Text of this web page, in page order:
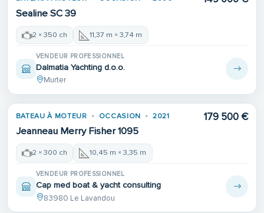
Sealine SC 39
2 × 350 ch 11,37 m × 3,74 m
VENDEUR PROFESSIONNEL
Dalmatia Yachting d.o.o.
Murter
BATEAU À MOTEUR OCCASION 2021
Jeanneau Merry Fisher 1095
179 500 €
2 × 300 ch 10,45 m × 3,35 m
VENDEUR PROFESSIONNEL
Cap med boat & yacht consulting
83980 Le Lavandou